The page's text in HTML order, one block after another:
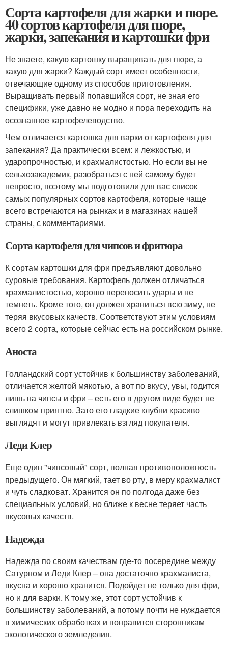
Сорта картофеля для жарки и пюре.
40 сортов картофеля для пюре,
жарки, запекания и картошки фри
Не знаете, какую картошку выращивать для пюре, а
какую для жарки? Каждый сорт имеет особенности,
отвечающие одному из способов приготовления.
Выращивать первый попавшийся сорт, не зная его
специфики, уже давно не модно и пора переходить на
осознанное картофелеводство.
Чем отличается картошка для варки от картофеля для
запекания? Да практически всем: и лежкостью, и
ударопрочностью, и крахмалистостью. Но если вы не
сельхозакадемик, разобраться с ней самому будет
непросто, поэтому мы подготовили для вас список
самых популярных сортов картофеля, которые чаще
всего встречаются на рынках и в магазинах нашей
страны, с комментариями.
Сорта картофеля для чипсов и фритюра
К сортам картошки для фри предъявляют довольно
суровые требования. Картофель должен отличаться
крахмалистостью, хорошо переносить удары и не
темнеть. Кроме того, он должен храниться всю зиму, не
теряя вкусовых качеств. Соответствуют этим условиям
всего 2 сорта, которые сейчас есть на российском рынке.
Аноста
Голландский сорт устойчив к большинству заболеваний,
отличается желтой мякотью, а вот по вкусу, увы, годится
лишь на чипсы и фри – есть его в другом виде будет не
слишком приятно. Зато его гладкие клубни красиво
выглядят и могут привлекать взгляд покупателя.
Леди Клер
Еще один "чипсовый" сорт, полная противоположность
предыдущего. Он мягкий, тает во рту, в меру крахмалист
и чуть сладковат. Хранится он по полгода даже без
специальных условий, но ближе к весне теряет часть
вкусовых качеств.
Надежда
Надежда по своим качествам где-то посередине между
Сатурном и Леди Клер – она достаточно крахмалиста,
вкусна и хорошо хранится. Подойдет не только для фри,
но и для варки. К тому же, этот сорт устойчив к
большинству заболеваний, а потому почти не нуждается
в химических обработках и понравится сторонникам
экологического земледелия.